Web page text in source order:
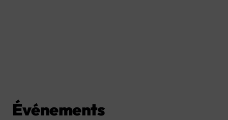
Événements